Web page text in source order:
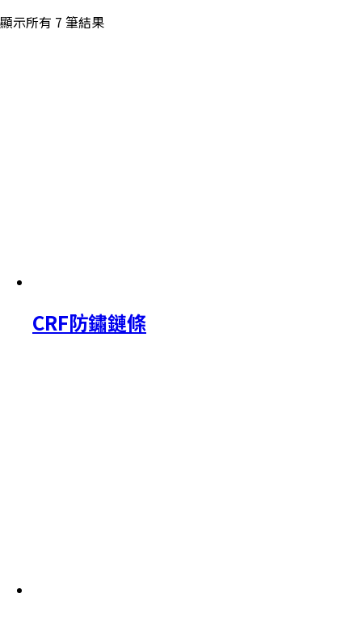
顯示所有 7 筆結果
CRF防鏽鏈條